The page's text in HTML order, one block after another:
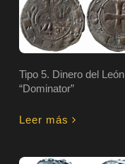
Tipo 5. Dinero del León
“Dominator”
Leer más